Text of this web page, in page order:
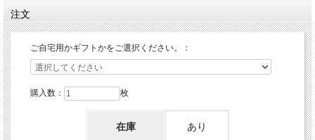
注文
ご自宅用かギフトかをご選択ください。：
購入数： 枚
在庫 あり